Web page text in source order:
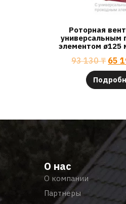
Роторная
универсальным
элементом ø125
93 130₸ 65
О нас
О компании
Партнеры